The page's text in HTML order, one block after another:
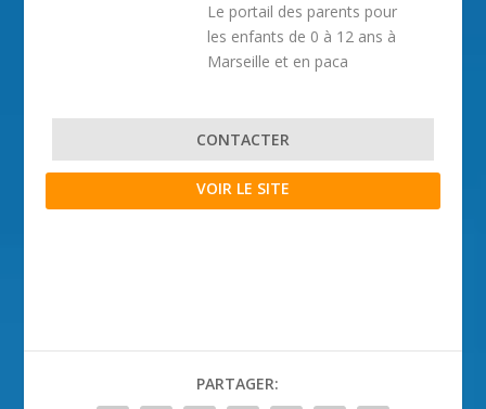
Le portail des parents pour
les enfants de 0 à 12 ans à
Marseille et en paca
CONTACTER
VOIR LE SITE
PARTAGER: